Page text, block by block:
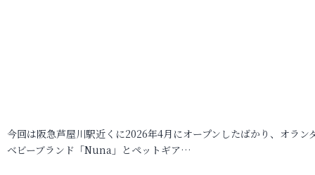
今回は阪急芦屋川駅近くに2026年4月にオープンしたばかり、オラン
ベビーブランド「Nuna」とペットギア…